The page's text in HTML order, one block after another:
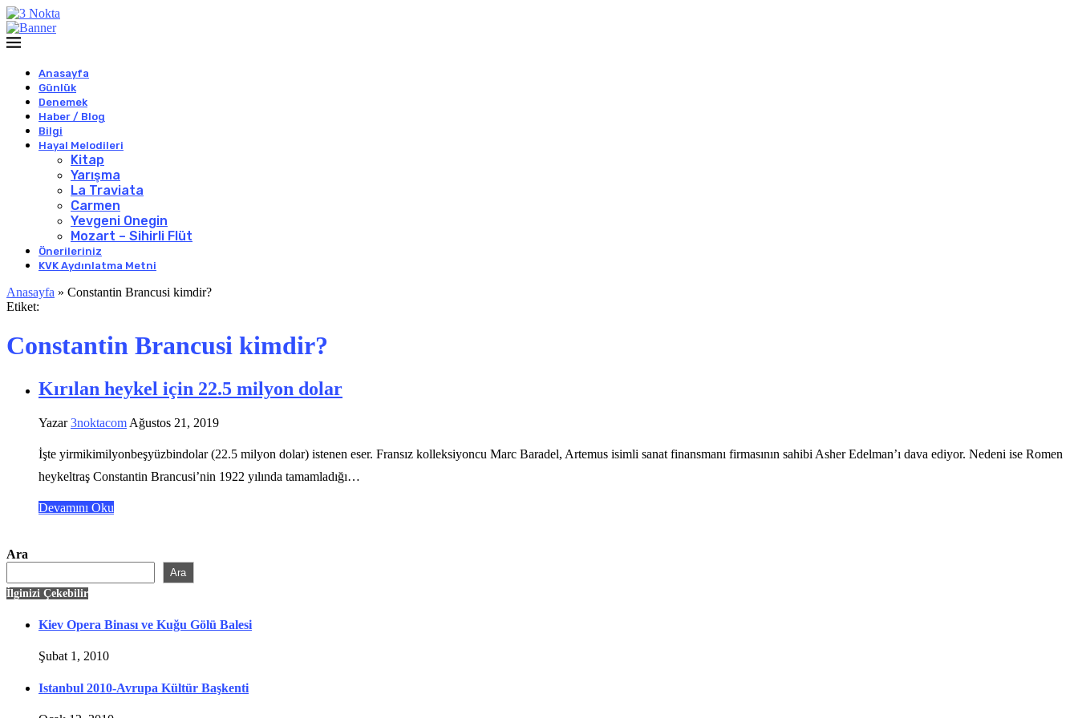
Anasayfa
Günlük
Denemek
Haber / Blog
Bilgi
Hayal Melodileri
Kitap
Yarışma
La Traviata
Carmen
Yevgeni Onegin
Mozart – Sihirli Flüt
Önerileriniz
KVK Aydınlatma Metni
Anasayfa » Constantin Brancusi kimdir?
Etiket:
Constantin Brancusi kimdir?
Kırılan heykel için 22.5 milyon dolar
Yazar3noktacom Ağustos 21, 2019
İşte yirmikimilyonbeşyüzbindolar (22.5 milyon dolar) istenen eser. Fransız kolleksiyoncu Marc Baradel, Artemus isimli sanat finansmanı firmasının sahibi Asher Edelman’ı dava ediyor. Nedeni ise Romen
heykeltraş Constantin Brancusi’nin 1922 yılında tamamladığı…
Devamını Oku
Ara
Ara
İlginizi Çekebilir
Kiev Opera Binası ve Kuğu Gölü Balesi
Şubat 1, 2010
Istanbul 2010-Avrupa Kültür Başkenti